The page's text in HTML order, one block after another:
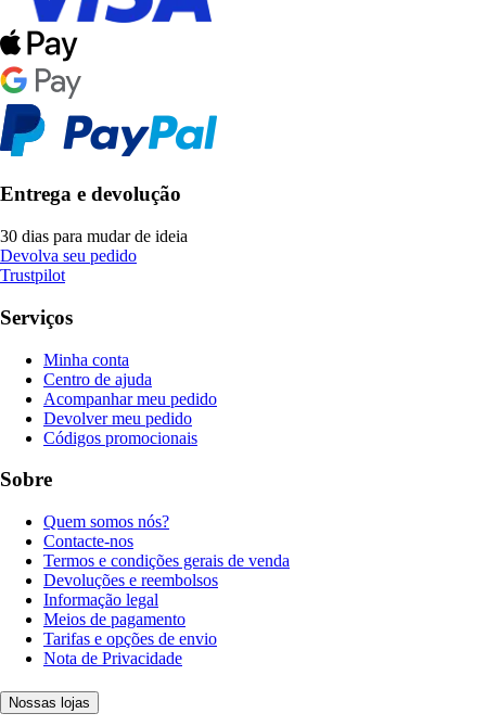
Entrega e devolução
30 dias para mudar de ideia
Devolva seu pedido
Trustpilot
Serviços
Minha conta
Centro de ajuda
Acompanhar meu pedido
Devolver meu pedido
Códigos promocionais
Sobre
Quem somos nós?
Contacte-nos
Termos e condições gerais de venda
Devoluções e reembolsos
Informação legal
Meios de pagamento
Tarifas e opções de envio
Nota de Privacidade
Nossas lojas